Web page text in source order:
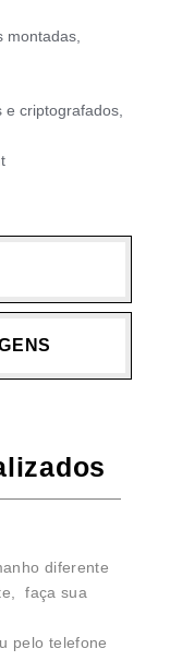
montadas,
e criptografados,
diferente
faça sua
pelo telefone